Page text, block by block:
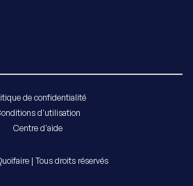
de confidentialité
d'utilisation
Centre d'aide
| Tous droits réservés